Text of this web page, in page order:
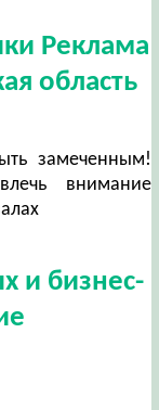
Реклама
область
замеченным!
внимание
и бизнес-